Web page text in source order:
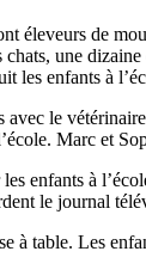
éleveurs de
une
les enfants à
le
Marc et
enfants à
le journal
à table. Les